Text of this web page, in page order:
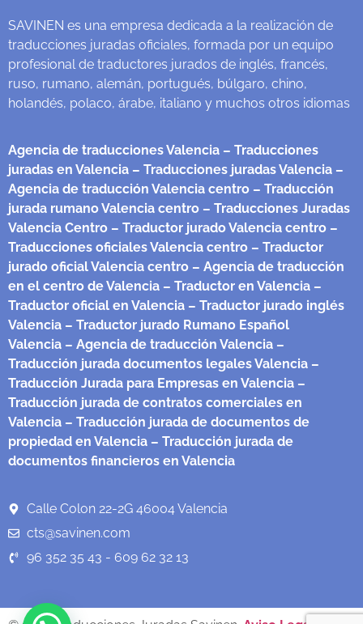
SAVINEN es una empresa dedicada a la realización de
traducciones juradas oficiales, formada por un equipo
profesional de traductores jurados de inglés, francés,
ruso, rumano, alemán, portugués, búlgaro, chino,
holandés, polaco, árabe, italiano y muchos otros idiomas
Agencia de traducciones Valencia – Traducciones
juradas en Valencia – Traducciones juradas Valencia –
Agencia de traducción Valencia centro – Traducción
jurada rumano Valencia centro – Traducciones Juradas
Valencia Centro – Traductor jurado Valencia centro –
Traducciones oficiales Valencia centro – Traductor
jurado oficial Valencia centro – Agencia de traducción
en el centro de Valencia – Traductor en Valencia –
Traductor oficial en Valencia – Traductor jurado inglés
Valencia – Traductor jurado Rumano Español
Valencia – Agencia de traducción Valencia –
Traducción jurada documentos legales Valencia –
Traducción Jurada para Empresas en Valencia –
Traducción jurada de contratos comerciales en
Valencia – Traducción jurada de documentos de
propiedad en Valencia – Traducción jurada de
documentos financieros en Valencia
Calle Colon 22-2G 46004 Valencia
cts@savinen.com
96 352 35 43 - 609 62 32 13